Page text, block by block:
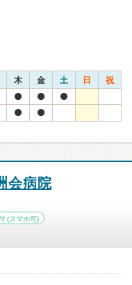
木 金 土 日 祝
会病院
(スマホ可)